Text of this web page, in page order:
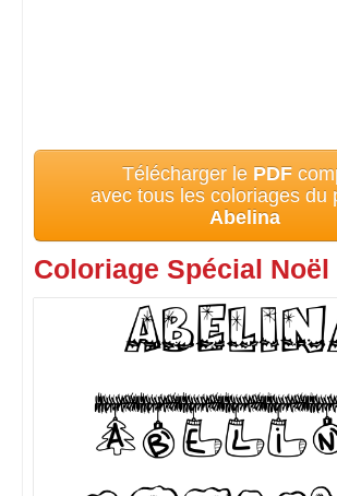
Télécharger le PDF
avec tous les coloriages du
Abelina
Coloriage Spécial Noël